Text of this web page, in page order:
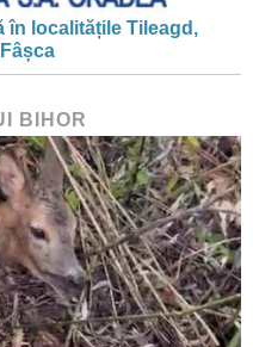
în localitățile Tileagd,
BIHOR